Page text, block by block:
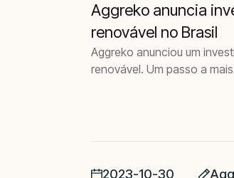
Aggreko anuncia
renovável no Brasil
Aggreko anunciou um
renovável. Um passo a
2023-10-30